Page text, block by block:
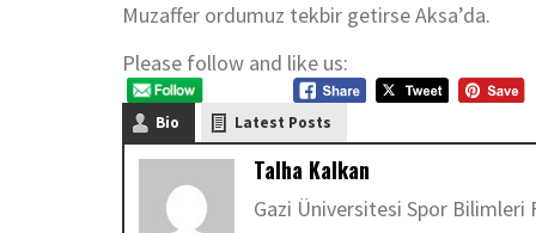
Muzaffer ordumuz tekbir getirse Aksa’da.
Please follow and like us:
Bio Latest Posts
Talha Kalkan
Gazi Üniversitesi Spor Bilimleri